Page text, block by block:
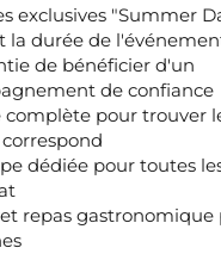
exclusives "Summer
la durée de
de bénéficier d'un
de confiance
complète pour trouver
dédiée pour toutes
repas gastronomique